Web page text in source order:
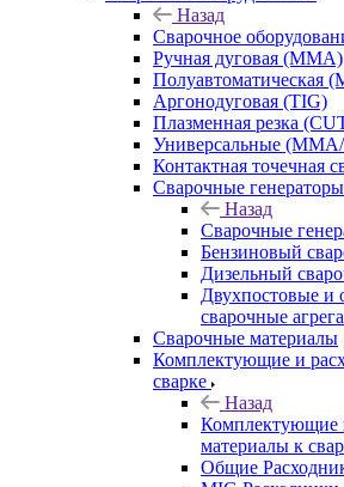
Назад
Сварочное
Ручная дуговая (MMA)
Полуавтоматическая
Аргонодуговая (TIG)
Плазменная резка
Универсальные
Контактная точечная
Сварочные генераторы
Назад
Сварочные
Бензиновый
Дизельный
Двухпостовые и
сварочные
Сварочные материалы
Комплектующие и
сварке
Назад
Комплектующие
материалы к
Общие